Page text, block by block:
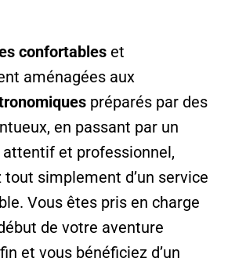
confortableset
aménagées aux
préparés par des
en passant par un
attentif et professionnel,
tout simplement d’un service
Vous êtes pris en charge
de votre aventure
et vous bénéficiez d’un